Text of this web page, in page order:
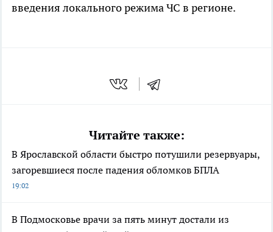
введения локального режима ЧС в регионе.
Читайте также:
В Ярославской области быстро потушили резервуары,
загоревшиеся после падения обломков БПЛА
19:02
В Подмосковье врачи за пять минут достали из